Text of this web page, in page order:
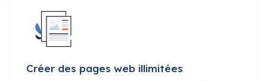
Créer des pages web illimitées